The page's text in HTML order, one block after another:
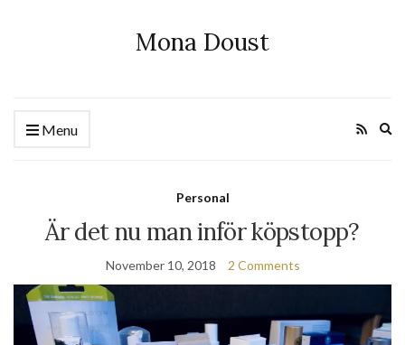
Mona Doust
Menu
Personal
Är det nu man inför köpstopp?
November 10, 2018 2 Comments